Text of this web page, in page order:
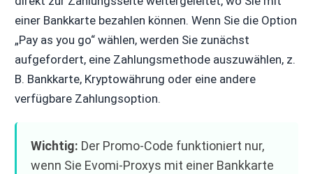
einer Bankkarte bezahlen können. Wenn Sie die Option
„Pay as you go“ wählen, werden Sie zunächst
aufgefordert, eine Zahlungsmethode auszuwählen, z.
B. Bankkarte, Kryptowährung oder eine andere
verfügbare Zahlungsoption.
Wichtig: Der Promo-Code funktioniert nur,
wenn Sie Evomi-Proxys mit einer Bankkarte